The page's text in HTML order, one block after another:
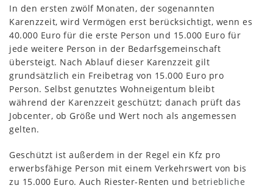
In den ersten zwölf Monaten, der sogenannten
Karenzzeit, wird Vermögen erst berücksichtigt, wenn es
40.000 Euro für die erste Person und 15.000 Euro für
jede weitere Person in der Bedarfsgemeinschaft
übersteigt. Nach Ablauf dieser Karenzzeit gilt
grundsätzlich ein Freibetrag von 15.000 Euro pro
Person. Selbst genutztes Wohneigentum bleibt
während der Karenzzeit geschützt; danach prüft das
Jobcenter, ob Größe und Wert noch als angemessen
gelten.
Geschützt ist außerdem in der Regel ein Kfz pro
erwerbsfähige Person mit einem Verkehrswert von bis
zu 15.000 Euro. Auch Riester-Renten und betriebliche